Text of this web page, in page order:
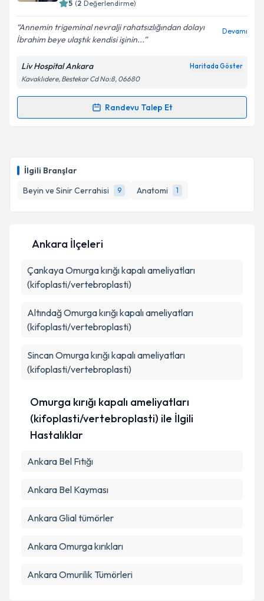
İlgili Branşlar
Beyin ve Sinir Cerrahisi
9 Anatomi 1
E-posta Adresiniz
Kişisel verilerimin işlenmesine ilişkin
Metni'ni okudum ve kişisel verilerimin belirtilen
kapsamda işlenmesini kabul ediyorum.
5 (2 Değerlendirme)
Annemin trigeminal nevralji rahatsızlığından dolayı
İbrahim beye ulaştık kendisi işinin...
Devamı
Liv Hospital Ankara Haritada Göster
Kavaklıdere, Bestekar Cd No:8, 06680
Randevu Talep Et
Randevu Takvimi Talebi
için bir takvim hazırlandığında e-posta ile
bilgilendireceğiz.
E-posta Adresiniz
Kişisel verilerimin işlenmesine ilişkinAydınlatma
Metni'ni okudum ve kişisel verilerimin belirtilen
kapsamda işlenmesini kabul ediyorum.
Takvim Talebini Gönder
Ankara İlçeleri
ÇankayaOmurga kırığı kapalı ameliyatları
(kifoplasti/vertebroplasti)
AltındağOmurga kırığı kapalı ameliyatları
(kifoplasti/vertebroplasti)
SincanOmurga kırığı kapalı ameliyatları
(kifoplasti/vertebroplasti)
Omurga kırığı kapalı ameliyatları
(kifoplasti/vertebroplasti) ile İlgili
Hastalıklar
Ankara Bel Fıtığı
Ankara Bel Kayması
Ankara Glial tümörler
Ankara Omurga kırıkları
Ankara Omurilik Tümörleri